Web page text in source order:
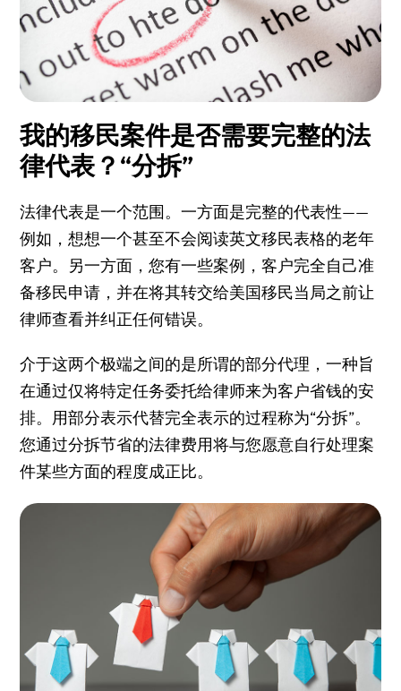
我的移民案件是否需要完整的法
律代表？“分拆”
法律代表是一个范围。一方面是完整的代表性——
例如，想想一个甚至不会阅读英文移民表格的老年
客户。另一方面，您有一些案例，客户完全自己准
备移民申请，并在将其转交给美国移民当局之前让
律师查看并纠正任何错误。
介于这两个极端之间的是所谓的部分代理，一种旨
在通过仅将特定任务委托给律师来为客户省钱的安
排。用部分表示代替完全表示的过程称为“分拆”。
您通过分拆节省的法律费用将与您愿意自行处理案
件某些方面的程度成正比。